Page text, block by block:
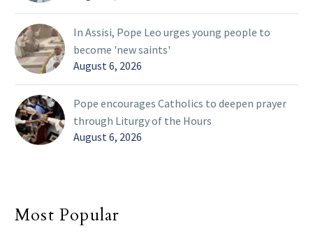
In Assisi, Pope Leo urges young people to
become 'new saints'
August 6, 2026
Pope encourages Catholics to deepen prayer
through Liturgy of the Hours
August 6, 2026
Most Popular